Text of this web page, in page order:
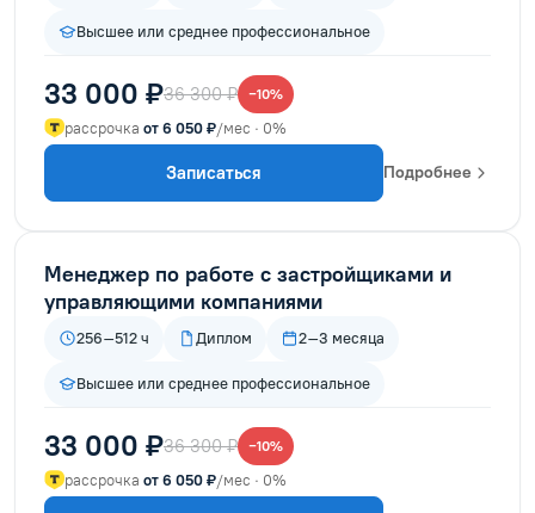
Высшее или среднее профессиональное
33 000 ₽36 300 ₽ −10%
рассрочка от 6 050 ₽/мес · 0%
Записаться Подробнее
Менеджер по работе с застройщиками и
управляющими компаниями
256–512 ч Диплом 2–3 месяца
Высшее или среднее профессиональное
33 000 ₽36 300 ₽ −10%
рассрочка от 6 050 ₽/мес · 0%